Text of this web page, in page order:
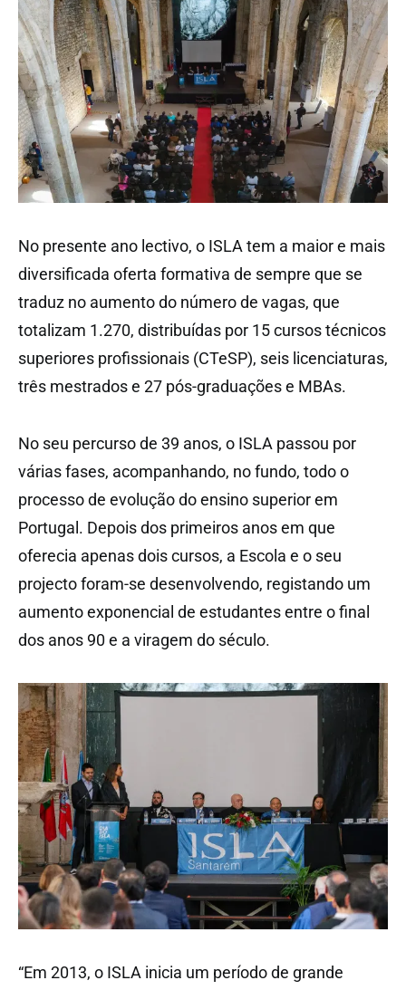
No presente ano lectivo, o ISLA tem a maior e mais
diversificada oferta formativa de sempre que se
traduz no aumento do número de vagas, que
totalizam 1.270, distribuídas por 15 cursos técnicos
superiores profissionais (CTeSP), seis licenciaturas,
três mestrados e 27 pós-graduações e MBAs.
No seu percurso de 39 anos, o ISLA passou por
várias fases, acompanhando, no fundo, todo o
processo de evolução do ensino superior em
Portugal. Depois dos primeiros anos em que
oferecia apenas dois cursos, a Escola e o seu
projecto foram-se desenvolvendo, registando um
aumento exponencial de estudantes entre o final
dos anos 90 e a viragem do século.
“Em 2013, o ISLA inicia um período de grande